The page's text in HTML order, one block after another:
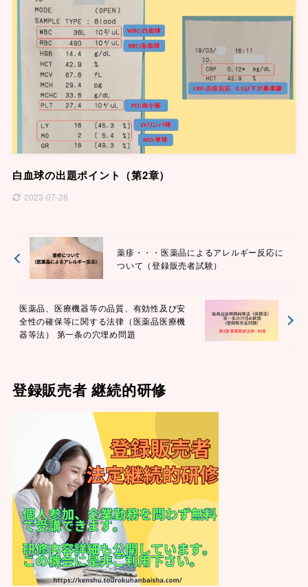
白血球の出題ポイント（第2章）
2023-07-28
薬疹・・・医薬品によるアレルギー反応に
ついて（登録販売者試験）
医薬品、医療機器等の品質、有効性及び安
全性の確保等に関する法律（医薬品医療機
器等法） 第一条の穴埋め問題
登録販売者 継続的研修